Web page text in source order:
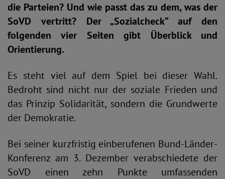
die Parteien? Und wie passt das zu dem, was der
SoVD vertritt? Der „Sozialcheck“ auf den
folgenden vier Seiten gibt Überblick und
Orientierung.
Es steht viel auf dem Spiel bei dieser Wahl.
Bedroht sind nicht nur der soziale Frieden und
das Prinzip Solidarität, sondern die Grundwerte
der Demokratie.
Bei seiner kurzfristig einberufenen Bund-Länder-
Konferenz am 3. Dezember verabschiedete der
SoVD einen zehn Punkte umfassenden